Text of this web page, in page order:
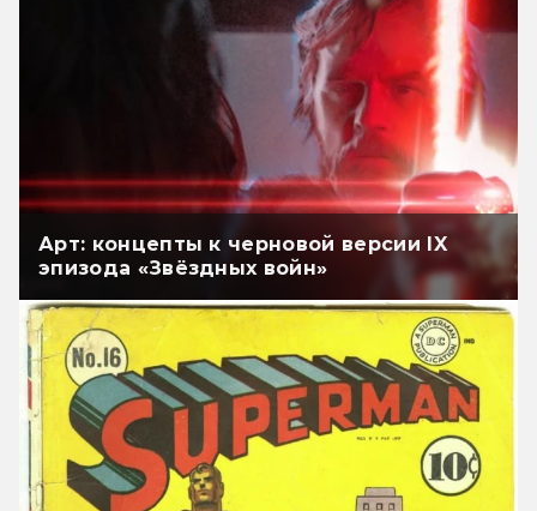
Арт: концепты к черновой версии IX
эпизода «Звёздных войн»